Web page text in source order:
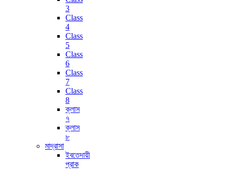
3
Class
4
Class
5
Class
6
Class
7
Class
8
ক্লাস
৭
ক্লাস
৮
মাদ্রাসা
ইবতেদায়ী
প্রাক